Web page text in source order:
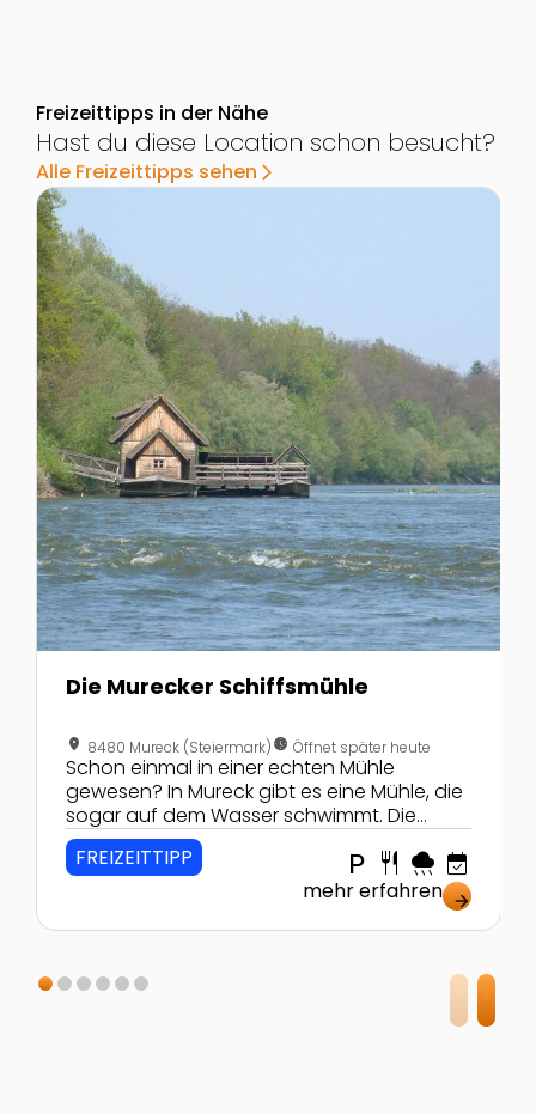
Freizeittipps in der Nähe
Hast du diese Location schon besucht?
Alle Freizeittipps sehen arrow_forward_ios
Zur Detailseite von Die Murecker Schiffsmühle
Die Murecker Schiffsmühle
location_on 8480 Mureck (Steiermark)nest_clock_farsight_analog Öffnet später heute
Schon einmal in einer echten Mühle
gewesen? In Mureck gibt es eine Mühle, die
sogar auf dem Wasser schwimmt. Die
Murecker Schiffsmühle bietet interessante
und spannende Einblicke in die
FREIZEITTIPP local_parking restaurant rainy event_available
mehr erfahren arrow_forward